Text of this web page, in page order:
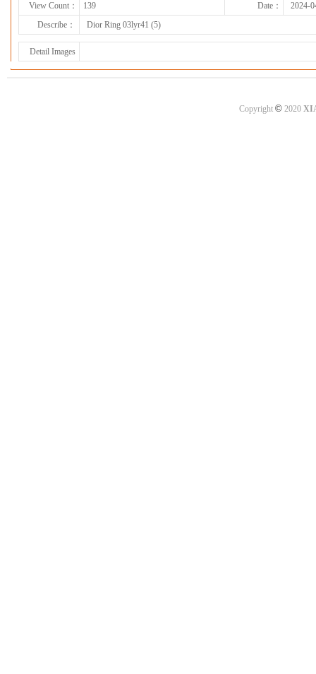
View Count：
139 Date：
2024-
Describe：
Dior Ring 03lyr41 (5)
Detail Images
Copyright ©2020